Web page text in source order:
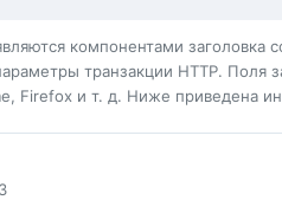
компонентами
транзакции HTTP.
Firefox и т. д. Ниже приведена